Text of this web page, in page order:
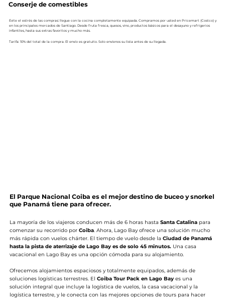
Conserje de comestibles
Evite el estrés de las compras: llegue con la cocina completamente equipada. Compramos por usted en Pricemart (Costco) y
en los principales mercados de Santiago. Desde fruta fresca, quesos, vino, productos básicos para el desayuno y refrigerios
infantiles, hasta sus extras favoritos y mucho más.
Tarifa: 10% del total de la compra. El envío es gratuito. Solo envíenos su lista antes de su llegada.
El Parque Nacional Coiba es el mejor destino de buceo y snorkel
que Panamá tiene para ofrecer.
La mayoría de los viajeros conducen más de 6 horas hastaSanta Catalina para
comenzar su recorrido porCoiba. Ahora, Lago Bay ofrece una solución mucho
más rápida con vuelos chárter. El tiempo de vuelo desde laCiudad de Panamá
hasta la pista de aterrizaje de Lago Bay es de solo 45 minutos. Una casa
vacacional en Lago Bay es una opción cómoda para su alojamiento.
Ofrecemos alojamientos espaciosos y totalmente equipados, además de
soluciones logísticas terrestres. ElCoiba Tour Pack en Lago Bay es una
solución integral que incluye la logística de vuelos, la casa vacacional y la
logística terrestre, y le conecta con las mejores opciones de tours para hacer